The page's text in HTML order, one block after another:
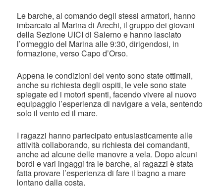
Le barche, al comando degli stessi armatori, hanno
imbarcato al Marina di Arechi, il gruppo dei giovani
della Sezione UICI di Salerno e hanno lasciato
l’ormeggio del Marina alle 9:30, dirigendosi, in
formazione, verso Capo d’Orso.
Appena le condizioni del vento sono state ottimali,
anche su richiesta degli ospiti, le vele sono state
spiegate ed i motori spenti, facendo vivere al nuovo
equipaggio l’esperienza di navigare a vela, sentendo
solo il vento ed il mare.
I ragazzi hanno partecipato entusiasticamente alle
attività collaborando, su richiesta dei comandanti,
anche ad alcune delle manovre a vela. Dopo alcuni
bordi e vari ingaggi tra le barche, ai ragazzi è stata
fatta provare l’esperienza di fare il bagno a mare
lontano dalla costa.